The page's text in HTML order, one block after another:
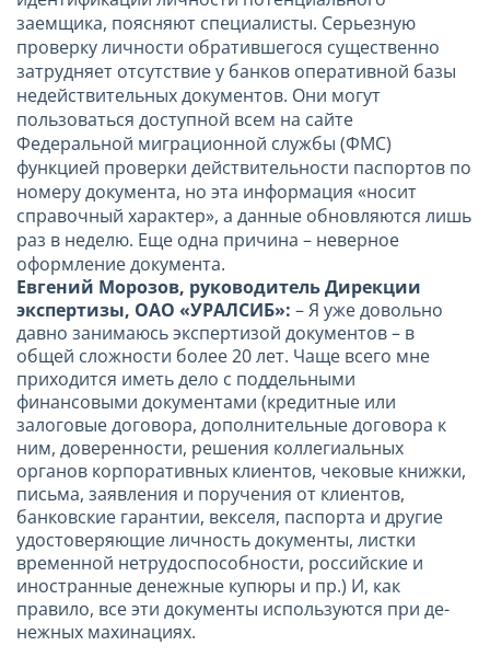
заемщика, поясняют специалисты. Серьезную
проверку личности обратившегося существенно
затрудняет отсутствие у банков оперативной базы
недействительных документов. Они могут
пользоваться доступной всем на сайте
Федеральной миграционной службы (ФМС)
функцией проверки действительности паспортов по
номеру документа, но эта информация «носит
справочный характер», а данные обновляются лишь
раз в неделю. Еще одна причина – неверное
оформление документа.
Евгений Морозов, руководитель Дирекции
экспертизы, ОАО «УРАЛСИБ»: – Я уже довольно
давно занимаюсь экспертизой документов – в
общей сложности более 20 лет. Чаще всего мне
приходится иметь дело с поддельными
финансовыми документами (кредитные или
залоговые договора, дополнительные договора к
ним, доверенности, решения коллегиальных
органов корпоративных клиентов, чековые книжки,
письма, заявления и поручения от клиентов,
банковские гарантии, векселя, паспорта и другие
удостоверяющие личность документы, листки
временной нетрудоспособности, российские и
иностранные денежные купюры и пр.) И, как
правило, все эти документы используются при де-
нежных махинациях.